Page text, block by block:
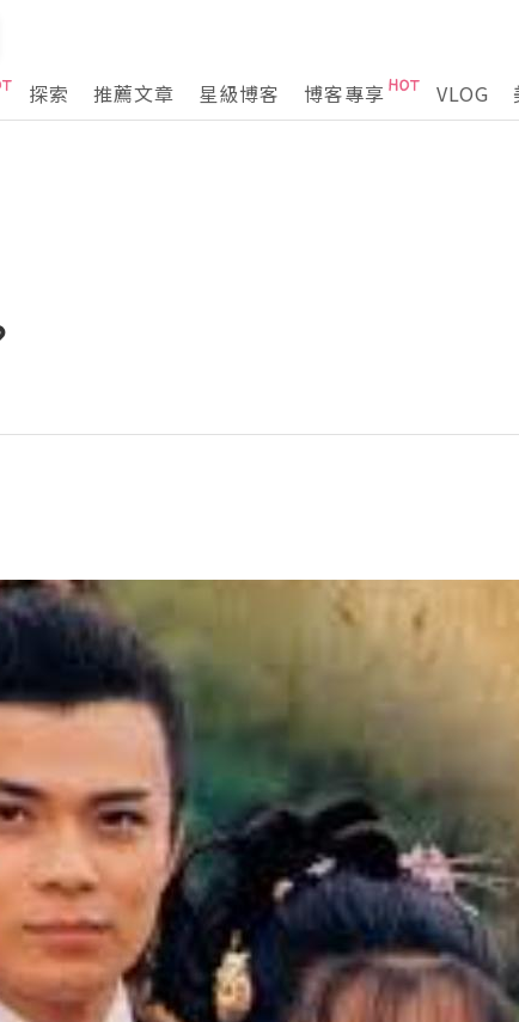
探索
推薦文章 星級博客 博客專享 VLOG